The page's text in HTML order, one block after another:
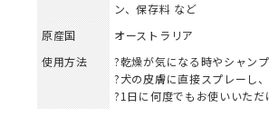
ン、保存料 など
原産国
オーストラリア
使用方法
?乾燥が気になる時やシャン
?犬の皮膚に直接スプレーし
?1日に何度でもお使いいただ